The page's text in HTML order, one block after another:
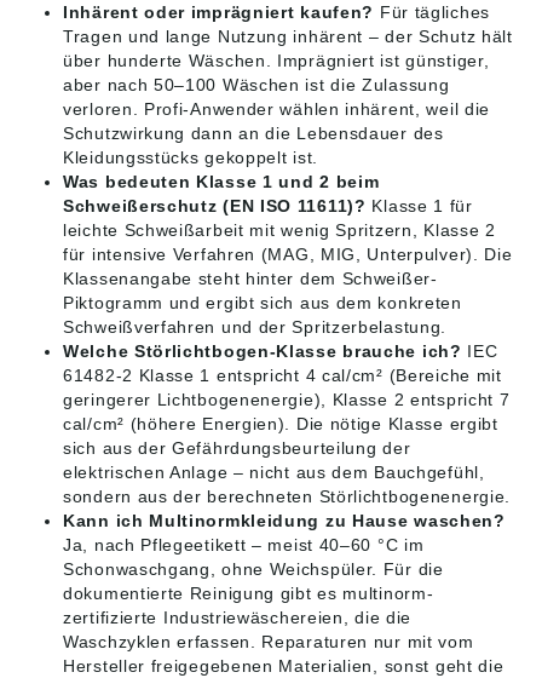
Inhärent oder imprägniert kaufen? Für tägliches
Tragen und lange Nutzung inhärent – der Schutz hält
über hunderte Wäschen. Imprägniert ist günstiger,
aber nach 50–100 Wäschen ist die Zulassung
verloren. Profi-Anwender wählen inhärent, weil die
Schutzwirkung dann an die Lebensdauer des
Kleidungsstücks gekoppelt ist.
Was bedeuten Klasse 1 und 2 beim
Schweißerschutz (EN ISO 11611)? Klasse 1 für
leichte Schweißarbeit mit wenig Spritzern, Klasse 2
für intensive Verfahren (MAG, MIG, Unterpulver). Die
Klassenangabe steht hinter dem Schweißer-
Piktogramm und ergibt sich aus dem konkreten
Schweißverfahren und der Spritzerbelastung.
Welche Störlichtbogen-Klasse brauche ich? IEC
61482-2 Klasse 1 entspricht 4 cal/cm² (Bereiche mit
geringerer Lichtbogenenergie), Klasse 2 entspricht 7
cal/cm² (höhere Energien). Die nötige Klasse ergibt
sich aus der Gefährdungsbeurteilung der
elektrischen Anlage – nicht aus dem Bauchgefühl,
sondern aus der berechneten Störlichtbogenenergie.
Kann ich Multinormkleidung zu Hause waschen?
Ja, nach Pflegeetikett – meist 40–60 °C im
Schonwaschgang, ohne Weichspüler. Für die
dokumentierte Reinigung gibt es multinorm-
zertifizierte Industriewäschereien, die die
Waschzyklen erfassen. Reparaturen nur mit vom
Hersteller freigegebenen Materialien, sonst geht die